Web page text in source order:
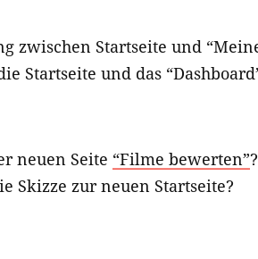
zwischen Startseite und
Startseite und das
neuen Seite “Filme bewerten”?
Skizze zur neuen Startseite?